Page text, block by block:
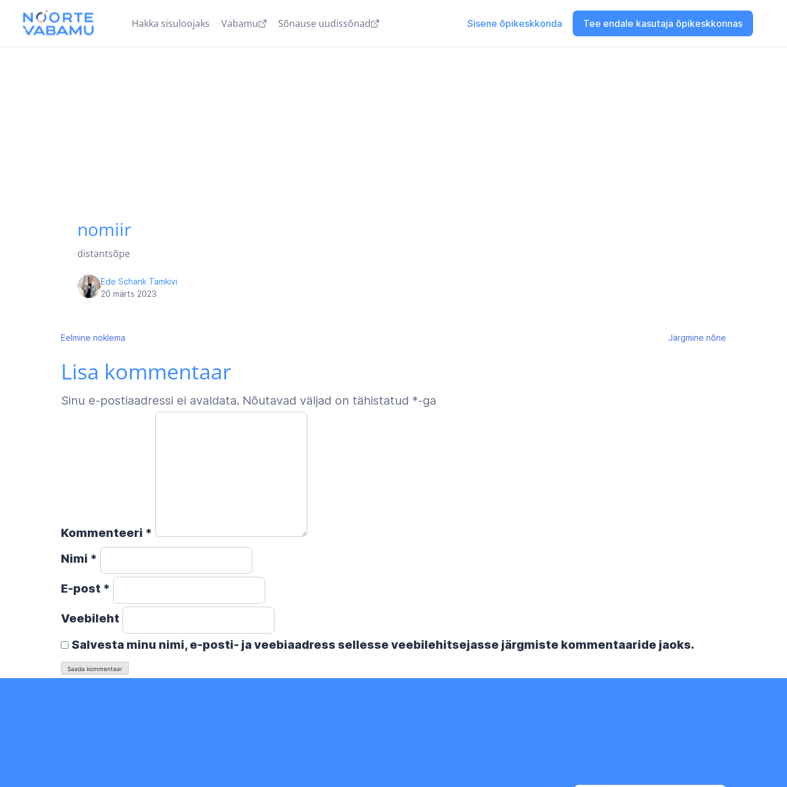
Hakka sisuloojaks Vabamu Sõnause uudissõnad Sisene õpikeskkonda Tee endale kasutaja õpikeskkonnas
nomiir
distantsõpe
Ede Schank Tamkivi
20 märts 2023
Navigeerimine
Eelmine noklema Järgmine nõne
Lisa kommentaar
Sinu e-postiaadressi ei avaldata. Nõutavad väljad on tähistatud *-ga
Kommenteeri *
Nimi *
E-post *
Veebileht
Salvesta minu nimi, e-posti- ja veebiaadress sellesse veebilehitsejasse järgmiste kommentaaride jaoks.